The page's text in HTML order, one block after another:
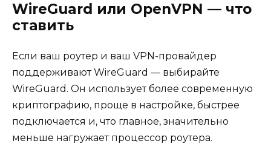
WireGuard или OpenVPN — что
ставить
Если ваш роутер и ваш VPN-провайдер
поддерживают WireGuard — выбирайте
WireGuard. Он использует более современную
криптографию, проще в настройке, быстрее
подключается и, что главное, значительно
меньше нагружает процессор роутера.